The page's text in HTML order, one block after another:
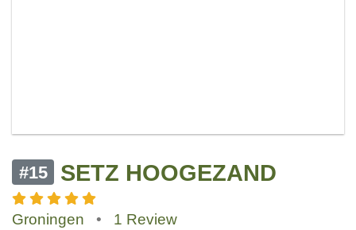
#15 SETZ HOOGEZAND
Groningen • 1 Review